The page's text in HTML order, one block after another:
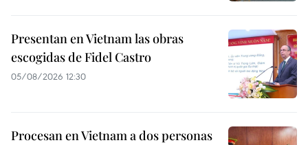
Presentan en Vietnam las obras
escogidas de Fidel Castro
05/08/2026 12:30
Procesan en Vietnam a dos personas